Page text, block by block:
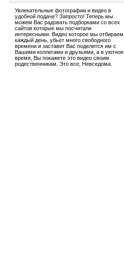
Увлекательные фотографии и видео в
удобной подаче? Запросто! Теперь мы
можем Вас радовать подборками со всех
сайтов которые мы посчитали
интересными. Видео которое мы отбираем
каждый день, убьет много свободного
времени и заставит Вас поделится им с
Вашими коллегами и друзьями, а в уютное
время, Вы покажете это видео своим
родественникам. Это все, Невседома.